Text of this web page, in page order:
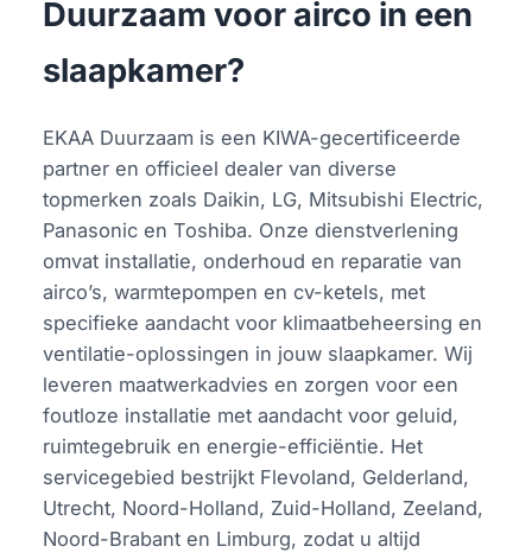
Duurzaam voor airco in een
slaapkamer?
EKAA Duurzaam is een KIWA-gecertificeerde
partner en officieel dealer van diverse
topmerken zoals Daikin, LG, Mitsubishi Electric,
Panasonic en Toshiba. Onze dienstverlening
omvat installatie, onderhoud en reparatie van
airco’s, warmtepompen en cv-ketels, met
specifieke aandacht voor klimaatbeheersing en
ventilatie-oplossingen in jouw slaapkamer. Wij
leveren maatwerkadvies en zorgen voor een
foutloze installatie met aandacht voor geluid,
ruimtegebruik en energie-efficiëntie. Het
servicegebied bestrijkt Flevoland, Gelderland,
Utrecht, Noord-Holland, Zuid-Holland, Zeeland,
Noord-Brabant en Limburg, zodat u altijd